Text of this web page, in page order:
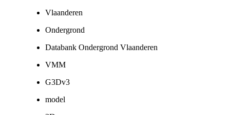
Vlaanderen
Ondergrond
Databank Ondergrond Vlaanderen
VMM
G3Dv3
model